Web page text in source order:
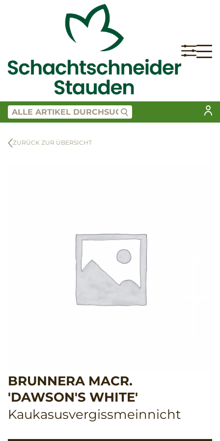
ZURÜCK ZUR ÜBERSICHT
BRUNNERA MACR.
'DAWSON'S WHITE'
Kaukasusvergissmeinnicht